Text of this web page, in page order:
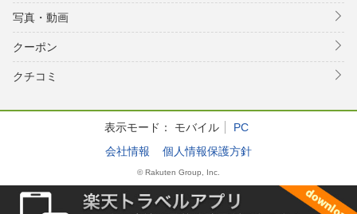
写真・動画
クーポン
クチコミ
表示モード： モバイル
PC
会社情報
個人情報保護方針
© Rakuten Group, Inc.